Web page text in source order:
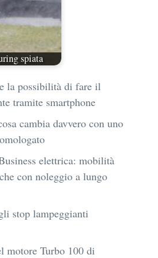
spiata
la possibilità di fare il
tramite smartphone
cambia davvero con uno
elettrica: mobilità
con noleggio a lungo
stop lampeggianti
motore Turbo 100 di